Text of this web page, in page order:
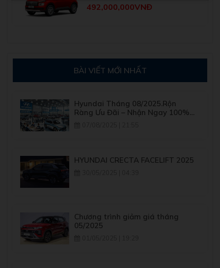
492,000,000VNĐ
BÀI VIẾT MỚI NHẤT
Hyundai Tháng 08/2025.Rộn
Ràng Ưu Đãi – Nhận Ngay 100%
HYUNDAI CRECTA FACELIFT 2025
Chương trình giảm giá tháng
05/2025